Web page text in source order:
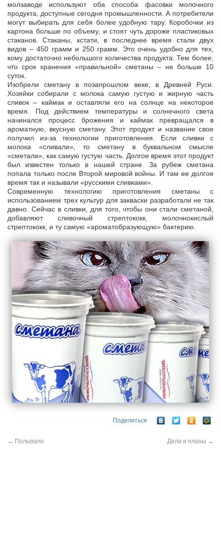
молзаводе используют оба способа фасовки молочного
продукта, доступные сегодня промышленности. А потребители
могут выбирать для себя более удобную тару. Коробочки из
картона больше по объему, и стоят чуть дороже пластиковых
стаканов. Стаканы, кстати, в последнее время стали двух
видов – 450 грамм и 250 грамм. Это очень удобно для тех,
кому достаточно небольшого количества продукта. Тем более,
что срок хранения «правильной» сметаны – не больше 10
суток.
Изобрели сметану в позапрошлом веке, в Древней Руси.
Хозяйки собирали с молока самую густую и жирную часть
сливок – каймак и оставляли его на солнце на некоторое
время. Под действием температуры и солнечного света
начинался процесс брожения и каймак превращался в
ароматную, вкусную сметану. Этот продукт и название свое
получил из-за технологии приготовления. Если сливки с
молока «сливали», то сметану в буквальном смысле
«сметали», как самую густую часть. Долгое время этот продукт
был известен только в нашей стране. За рубеж сметана
попала только после Второй мировой войны. И там ее долгое
время так и называли «русскими сливками».
Современную технологию приготовления сметаны с
использованием трех культур для закваски разработали не так
давно. Сейчас в сливки, для того, чтобы они стали сметаной,
добавляют сливочный стрептококк, молочнокислый
стрептококк, и ту самую «ароматобразующую» бактерию.
Поделиться
← Полыхало Дела и планы →